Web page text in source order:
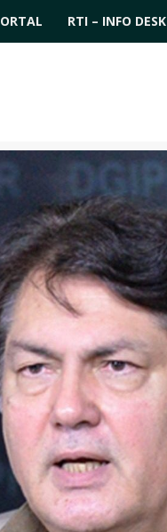
RTI – INFO DESK